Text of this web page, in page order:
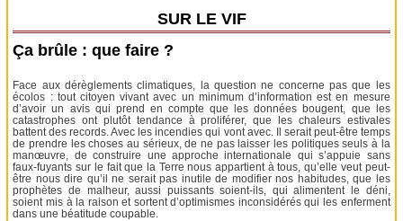
SUR LE VIF
Ça brûle : que faire ?
Face aux dérèglements climatiques, la question ne concerne pas que les
écolos : tout citoyen vivant avec un minimum d’information est en mesure
d’avoir un avis qui prend en compte que les données bougent, que les
catastrophes ont plutôt tendance à proliférer, que les chaleurs estivales
battent des records. Avec les incendies qui vont avec. Il serait peut-être temps
de prendre les choses au sérieux, de ne pas laisser les politiques seuls à la
manœuvre, de construire une approche internationale qui s’appuie sans
faux-fuyants sur le fait que la Terre nous appartient à tous, qu’elle veut peut-
être nous dire qu’il ne serait pas inutile de modifier nos habitudes, que les
prophètes de malheur, aussi puissants soient-ils, qui alimentent le déni,
soient mis à la raison et sortent d’optimismes inconsidérés qui les enferment
dans une béatitude coupable.